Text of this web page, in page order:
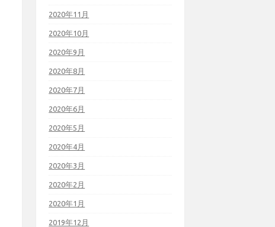
2020年11月
2020年10月
2020年9月
2020年8月
2020年7月
2020年6月
2020年5月
2020年4月
2020年3月
2020年2月
2020年1月
2019年12月